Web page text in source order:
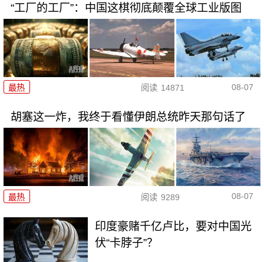
“工厂的工厂”：中国这棋彻底颠覆全球工业版图
最热 阅读 14871 08-07
胡塞这一炸，我终于看懂伊朗总统昨天那句话了
最热 阅读 9289 08-07
印度豪赌千亿卢比，要对中国光
伏“卡脖子”？